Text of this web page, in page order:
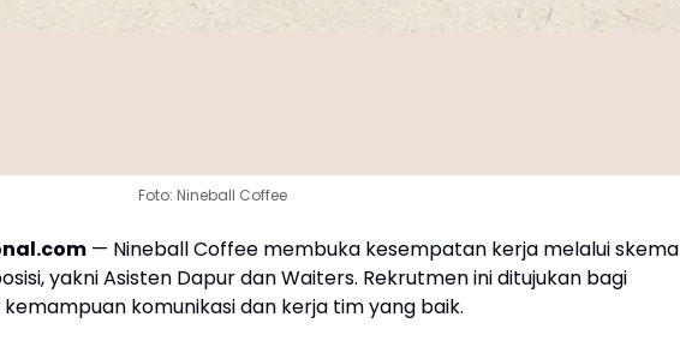
Foto: Nineball Coffee
— Nineball Coffee membuka kesempatan kerja melalui skema
yakni Asisten Dapur dan Waiters. Rekrutmen ini ditujukan bagi
komunikasi dan kerja tim yang baik.